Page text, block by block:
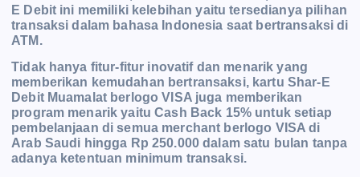
E Debit ini memiliki kelebihan yaitu tersedianya pilihan
transaksi dalam bahasa Indonesia saat bertransaksi di
ATM.
Tidak hanya fitur-fitur inovatif dan menarik yang
memberikan kemudahan bertransaksi, kartu Shar-E
Debit Muamalat berlogo VISA juga memberikan
program menarik yaitu Cash Back 15% untuk setiap
pembelanjaan di semua merchant berlogo VISA di
Arab Saudi hingga Rp 250.000 dalam satu bulan tanpa
adanya ketentuan minimum transaksi.